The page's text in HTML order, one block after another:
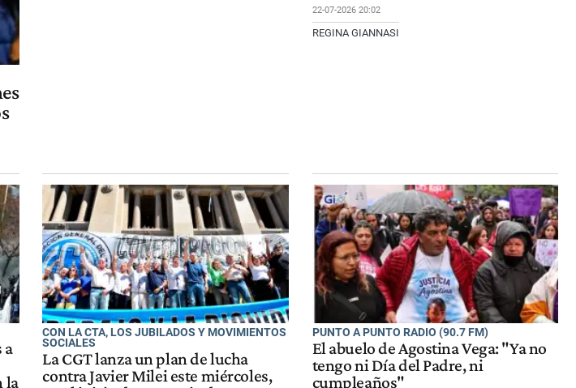
22-07-2026 20:02
REGINA GIANNASI
a
la
CON LA CTA, LOS JUBILADOS Y MOVIMIENTOS
SOCIALES
La CGT lanza un plan de lucha
contra Javier Milei este miércoles,
PUNTO A PUNTO RADIO (90.7 FM)
El abuelo de Agostina Vega: "Ya no
tengo ni Día del Padre, ni
cumpleaños"